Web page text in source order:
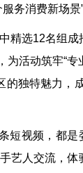
务消费新场景
精选12名组
活动筑牢“
独特魅力，成
视频，都是
艺人交流，体